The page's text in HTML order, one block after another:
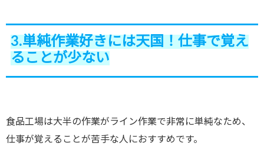
3.単純作業好きには天国！仕事で覚え
ることが少ない
食品工場は大半の作業がライン作業で非常に単純なため、
仕事が覚えることが苦手な人におすすめです。